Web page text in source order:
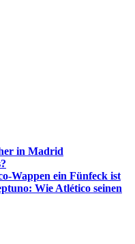
in Madrid
Wappen ein Fünfeck ist
Wie Atlético seinen